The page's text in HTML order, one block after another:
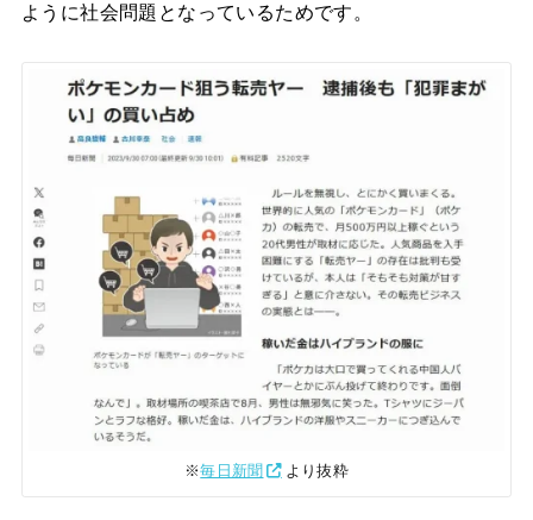
ように社会問題となっているためです。
※毎日新聞 より抜粋